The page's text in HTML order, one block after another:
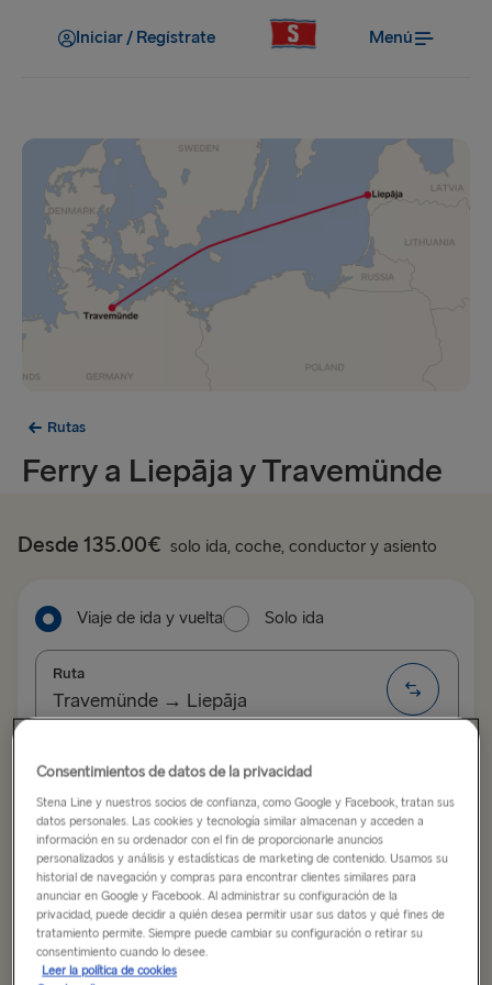
Iniciar / Regístrate Menú
Rutas
Ferry a Liepāja y Travemünde
Desde 135.00€ solo ida, coche, conductor y asiento
Viaje de ida y vuelta Solo ida
Ruta
Travemünde → Liepāja
Belfast → Cairnryan
Belfast → Liverpool
Cairnryan → Belfast
Dublin → Holyhead
Fecha de salida Fecha de vuelta
Mostrar calendario con tarifas bajas
Buscar viaje
Consentimientos de datos de la privacidad
Stena Line y nuestros socios de confianza, como Google y Facebook, tratan sus
datos personales. Las cookies y tecnología similar almacenan y acceden a
información en su ordenador con el fin de proporcionarle anuncios
personalizados y análisis y estadísticas de marketing de contenido. Usamos su
historial de navegación y compras para encontrar clientes similares para
anunciar en Google y Facebook. Al administrar su configuración de la
privacidad, puede decidir a quién desea permitir usar sus datos y qué fines de
tratamiento permite. Siempre puede cambiar su configuración o retirar su
consentimiento cuando lo desee.
Leer la política de cookies